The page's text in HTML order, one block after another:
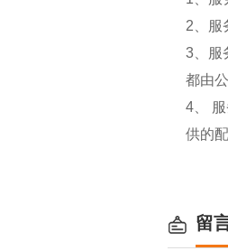
2、服
3、服
都由
4、
供的
留